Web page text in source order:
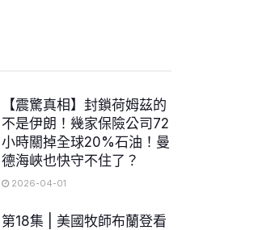
【震驚真相】封鎖荷姆茲的
不是伊朗！幾家保險公司72
小時關掉全球20%石油！曼
德海峽也快守不住了？
2026-04-01
第18集 | 美國牧師布蘭登看